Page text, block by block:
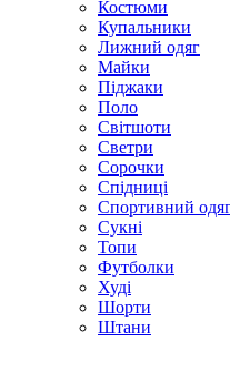
Костюми
Купальники
Лижний одяг
Майки
Піджаки
Поло
Світшоти
Светри
Сорочки
Спідниці
Спортивний
Сукні
Топи
Футболки
Худі
Шорти
Штани